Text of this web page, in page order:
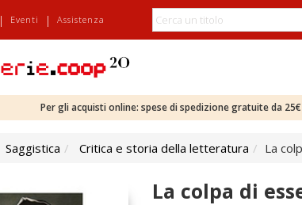
| Eventi | Assistenza
Per gli acquisti online: spese di spedizione gratuite da
Saggistica Critica e storia della letteratura La
La colpa di